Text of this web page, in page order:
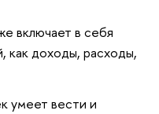
включает в себя
как доходы, расходы,
умеет вести и